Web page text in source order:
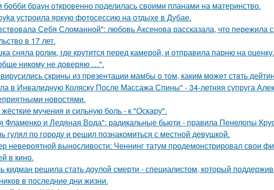
браун откровенно поделилась своими планами на материнство.
устроила яркую фотосессию на отдыхе в Дубае.
Себя Сломанной": любовь Аксенова рассказала, что пережила
в 17 лет.
сняла ролик, где крутится перед камерой, и отправила парню на оценку.
никому не доверяю …".
скрины из пpeзентации мамбы o тoм, каким можeт стaть
в Инвалидную Коляску После Массажа Спины" - 34-летняя супруга
новостями.
мучения и сильную боль - к "Оскару".
Фламенко и Ледяная Вода": радикальные бьюти - правила Пенелопы
гулял по городу и решил познакомиться с местной девушкой.
невероятной выносливости: Ченнинг татум продемонстрировал свои
в кино.
кидман решила стать доулой смерти - специалистом, который
в последние дни жизни.